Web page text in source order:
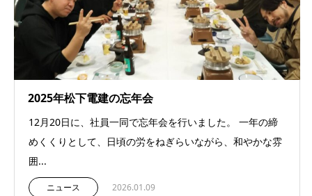
2025年松下電建の忘年会
12月20日に、社員一同で忘年会を行いました。 一年の締
めくくりとして、日頃の労をねぎらいながら、和やかな雰
囲...
ニュース 2026.01.09